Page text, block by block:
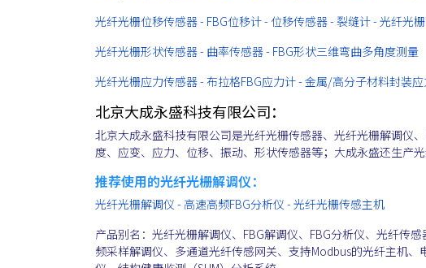
光纤光栅位移传感器 - FBG位移计 - 位移传感器 - 裂缝计 - 光纤光
光纤光栅形状传感器 - 曲率传感器 - FBG形状三维弯曲多角度测量
光纤光栅应力传感器 - 布拉格FBG应力计 - 金属/高分子材料封装
北京大成永盛科技有限公司：
北京大成永盛科技有限公司是光纤光栅传感器、光纤光栅解调仪
度、应变、应力、位移、振动、形状传感器等；大成永盛还生产
推荐使用的光纤光栅解调仪：
光纤光栅解调仪 - 高速高频FBG分析仪 - 光纤光栅传感主机
产品别名：光纤光栅解调仪、FBG解调仪、FBG分析仪、光纤传
频采样解调仪、多通道光纤传感网关、支持Modbus的光纤主机